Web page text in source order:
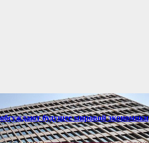
будущее мировой экономики